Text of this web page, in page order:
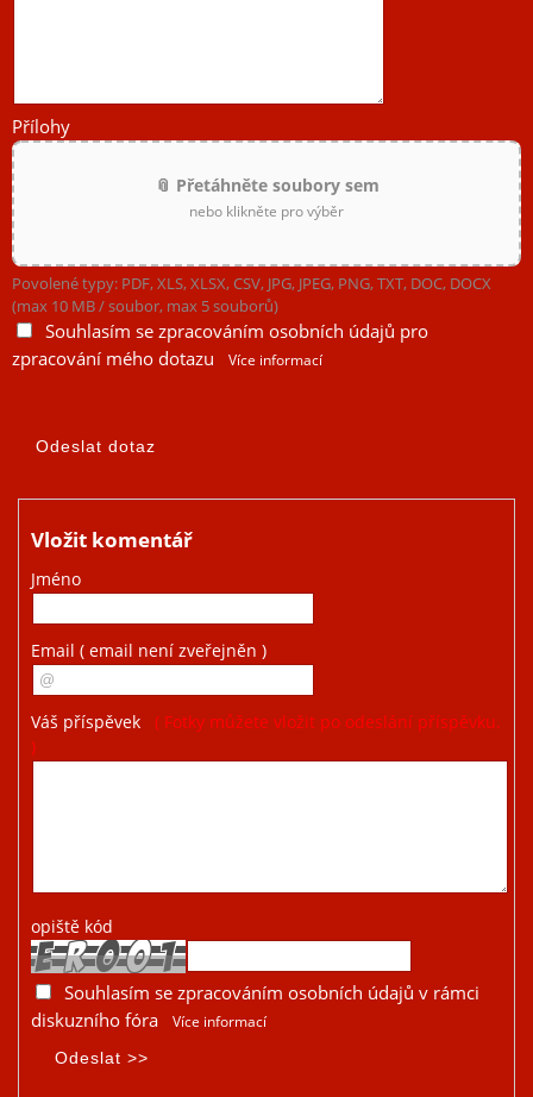
Přílohy
📎 Přetáhněte soubory sem
nebo klikněte pro výběr
Povolené typy: PDF, XLS, XLSX, CSV, JPG, JPEG, PNG, TXT, DOC, DOCX
(max 10 MB / soubor, max 5 souborů)
Souhlasím se zpracováním osobních údajů pro
zpracování mého dotazu
Více informací
Vložit komentář
Jméno
Email ( email není zveřejněn )
Váš příspěvek
( Fotky můžete vložit po odeslání příspěvku.
)
opiště kód
Souhlasím se zpracováním osobních údajů v rámci
diskuzního fóra
Více informací